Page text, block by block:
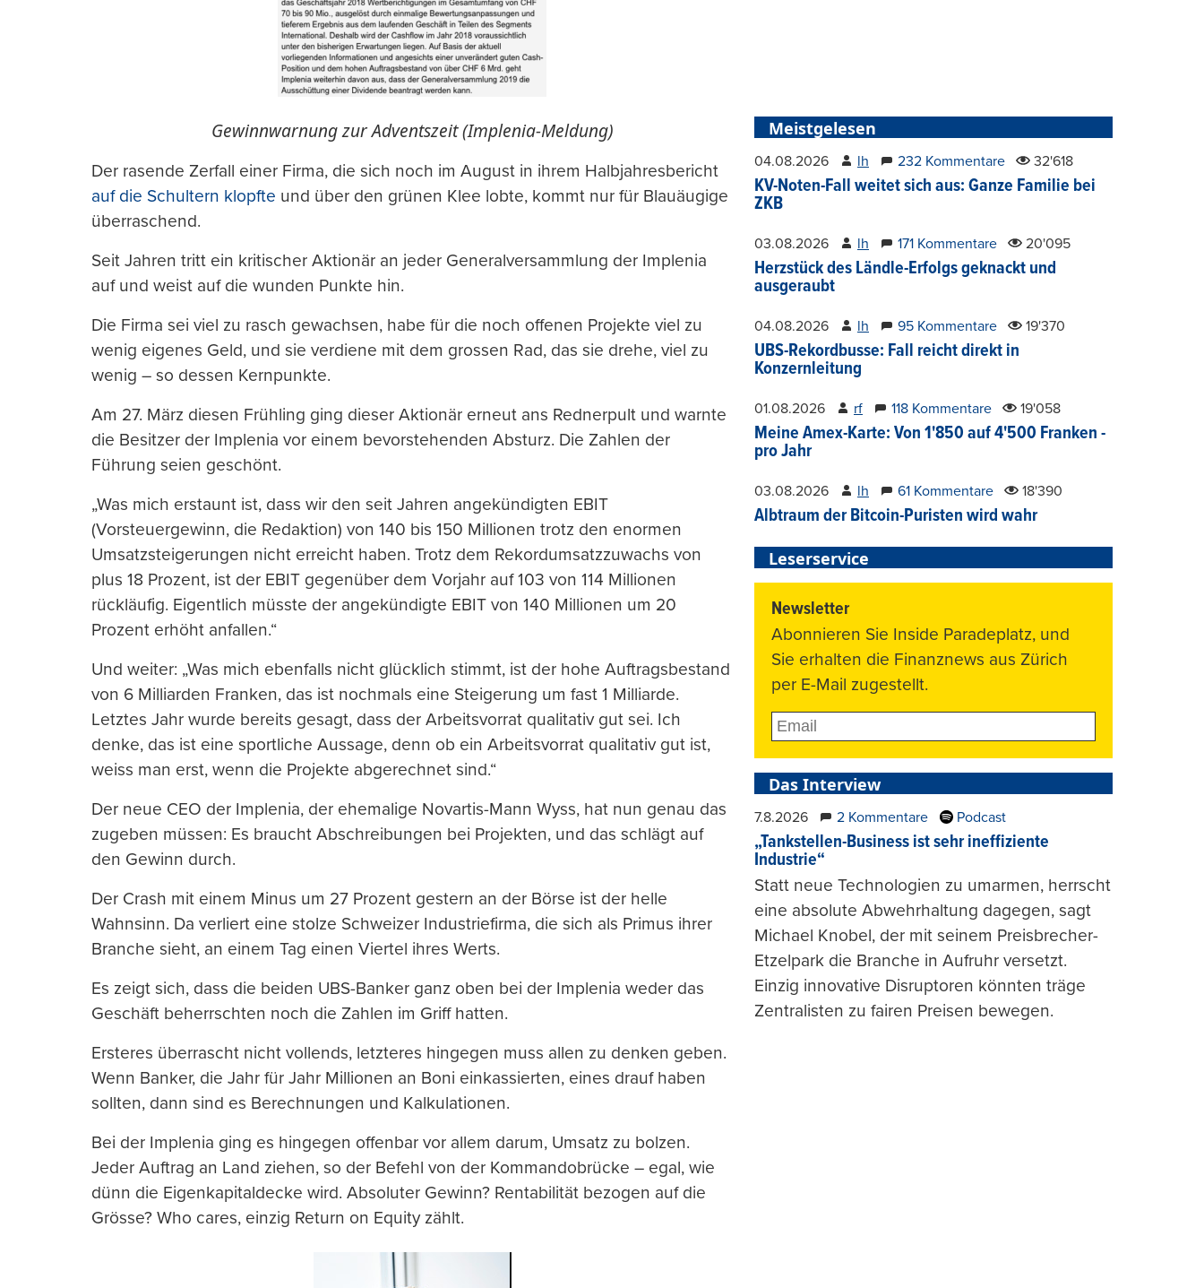
Gewinnwarnung zur Adventszeit (Implenia-Meldung)
Der rasende Zerfall einer Firma, die sich noch im August in ihrem Halbjahresbericht
auf die Schultern klopfte und über den grünen Klee lobte, kommt nur für Blauäugige
überraschend.
Seit Jahren tritt ein kritischer Aktionär an jeder Generalversammlung der Implenia
auf und weist auf die wunden Punkte hin.
Die Firma sei viel zu rasch gewachsen, habe für die noch offenen Projekte viel zu
wenig eigenes Geld, und sie verdiene mit dem grossen Rad, das sie drehe, viel zu
wenig – so dessen Kernpunkte.
Am 27. März diesen Frühling ging dieser Aktionär erneut ans Rednerpult und warnte
die Besitzer der Implenia vor einem bevorstehenden Absturz. Die Zahlen der
Führung seien geschönt.
„Was mich erstaunt ist, dass wir den seit Jahren angekündigten EBIT
(Vorsteuergewinn, die Redaktion) von 140 bis 150 Millionen trotz den enormen
Umsatzsteigerungen nicht erreicht haben. Trotz dem Rekordumsatzzuwachs von
plus 18 Prozent, ist der EBIT gegenüber dem Vorjahr auf 103 von 114 Millionen
rückläufig. Eigentlich müsste der angekündigte EBIT von 140 Millionen um 20
Prozent erhöht anfallen.“
Und weiter: „Was mich ebenfalls nicht glücklich stimmt, ist der hohe Auftragsbestand
von 6 Milliarden Franken, das ist nochmals eine Steigerung um fast 1 Milliarde.
Letztes Jahr wurde bereits gesagt, dass der Arbeitsvorrat qualitativ gut sei. Ich
denke, das ist eine sportliche Aussage, denn ob ein Arbeitsvorrat qualitativ gut ist,
weiss man erst, wenn die Projekte abgerechnet sind.“
Der neue CEO der Implenia, der ehemalige Novartis-Mann Wyss, hat nun genau das
zugeben müssen: Es braucht Abschreibungen bei Projekten, und das schlägt auf
den Gewinn durch.
Der Crash mit einem Minus um 27 Prozent gestern an der Börse ist der helle
Wahnsinn. Da verliert eine stolze Schweizer Industriefirma, die sich als Primus ihrer
Branche sieht, an einem Tag einen Viertel ihres Werts.
Es zeigt sich, dass die beiden UBS-Banker ganz oben bei der Implenia weder das
Geschäft beherrschten noch die Zahlen im Griff hatten.
Ersteres überrascht nicht vollends, letzteres hingegen muss allen zu denken geben.
Wenn Banker, die Jahr für Jahr Millionen an Boni einkassierten, eines drauf haben
sollten, dann sind es Berechnungen und Kalkulationen.
Bei der Implenia ging es hingegen offenbar vor allem darum, Umsatz zu bolzen.
Jeder Auftrag an Land ziehen, so der Befehl von der Kommandobrücke – egal, wie
dünn die Eigenkapitaldecke wird. Absoluter Gewinn? Rentabilität bezogen auf die
Grösse? Who cares, einzig Return on Equity zählt.
Meistgelesen
04.08.2026 lh 232 Kommentare 32'618
KV-Noten-Fall weitet sich aus: Ganze Familie bei
ZKB
03.08.2026 lh 171 Kommentare 20'095
Herzstück des Ländle-Erfolgs geknackt und
ausgeraubt
04.08.2026 lh 95 Kommentare 19'370
UBS-Rekordbusse: Fall reicht direkt in
Konzernleitung
01.08.2026 rf 118 Kommentare 19'058
Meine Amex-Karte: Von 1'850 auf 4'500 Franken -
pro Jahr
03.08.2026 lh 61 Kommentare 18'390
Albtraum der Bitcoin-Puristen wird wahr
Leserservice
Newsletter
Abonnieren Sie Inside Paradeplatz, und
Sie erhalten die Finanznews aus Zürich
per E-Mail zugestellt.
Das Interview
7.8.2026 2 Kommentare Podcast
„Tankstellen-Business ist sehr ineffiziente
Industrie“
Statt neue Technologien zu umarmen, herrscht
eine absolute Abwehrhaltung dagegen, sagt
Michael Knobel, der mit seinem Preisbrecher-
Etzelpark die Branche in Aufruhr versetzt.
Einzig innovative Disruptoren könnten träge
Zentralisten zu fairen Preisen bewegen.